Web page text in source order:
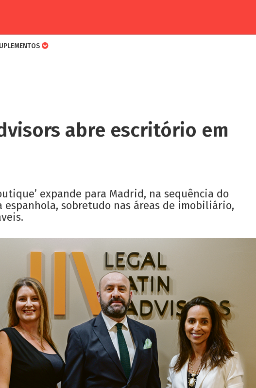
abre escritório em
expande para Madrid, na sequência do
sobretudo nas áreas de imobiliário,